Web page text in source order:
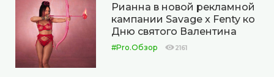
Рианна в новой рекламной
кампании Savage x Fenty ко
Дню святого Валентина
#Pro.Обзор 2161